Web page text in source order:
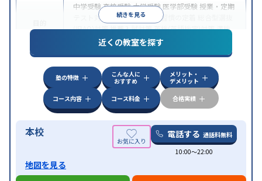
続きを見る
中学受験高校受験大学受験 医学部受験 授業・定期
テスト対策
内申点対策 学習習慣の定着
(旧AO)対策推薦入試対策英検(英語検定)対策漢検
(漢字検定)対策
中高一貫校生に対応成績保証制度あり授業の振替
可能不登校生に対応学習にPC・タブレットを利用
オンライン対応1科目から受講可能
近くの教室を探す
塾の特徴
こんな人に
おすすめ
メリット・
デメリット
コース内容
コース料金 合格実績
本校 電話する 通話料無料
10:00〜22:00
地図を見る